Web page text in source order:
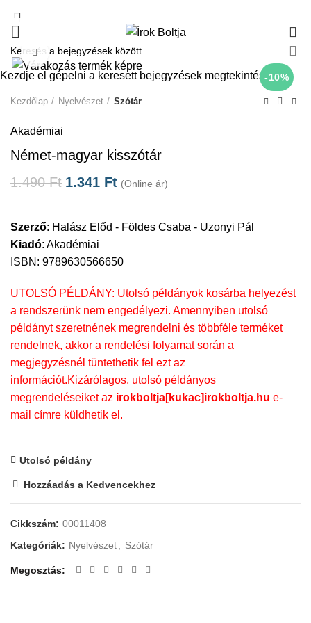
-10%
Click to enlarge
Kezdőlap Nyelvészet Szótár
Akadémiai
Német-magyar kisszótár
1.490Ft 1.341 Ft (Online ár)
Szerző: Halász Előd - Földes Csaba - Uzonyi Pál
Kiadó: Akadémiai
ISBN: 9789630566650
UTOLSÓ PÉLDÁNY: Utolsó példányok kosárba helyezést
a rendszerünk nem engedélyezi. Amennyiben utolsó
példányt szeretnének megrendelni és többféle terméket
rendelnek, akkor a rendelési folyamat során a
megjegyzésnél tüntethetik fel ezt az
információt.Kizárólagos, utolsó példányos
megrendeléseiket az irokboltja[kukac]irokboltja.hu e-
mail címre küldhetik el.
Utolsó példány
Hozzáadás a Kedvencekhez
Cikkszám: 00011408
Kategóriák: Nyelvészet, Szótár
Megosztás
Kezdje el gépelni a keresett bejegyzések megtekintéséhez.